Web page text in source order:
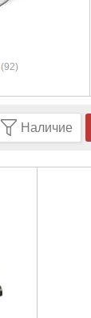
(92)
Наличие